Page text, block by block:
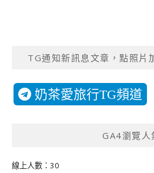
TG通知新訊息文章，點照片
奶茶愛旅行TG頻道
GA4瀏覽人
線上人數：30